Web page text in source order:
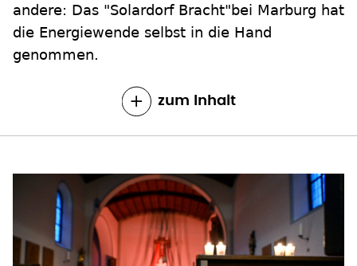
andere: Das "Solardorf Bracht"bei Marburg hat
die Energiewende selbst in die Hand
genommen.
zum Inhalt